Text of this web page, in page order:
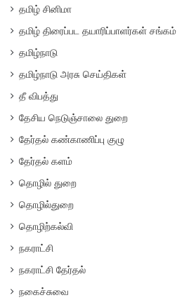
தமிழ் சினிமா
தமிழ் திரைப்பட தயாரிப்பாளர்கள் சங்கம்
தமிழ்நாடு
தமிழ்நாடு அரசு செய்திகள்
தீ விபத்து
தேசிய நெடுஞ்சாலை துறை
தேர்தல் கண்காணிப்பு குழு
தேர்தல் களம்
தொழில் துறை
தொழில்துறை
தொழிற்கல்வி
நகராட்சி
நகராட்சி தேர்தல்
நகைச்சுவை